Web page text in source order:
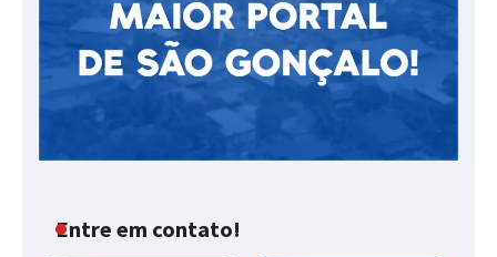
Entre em contato!